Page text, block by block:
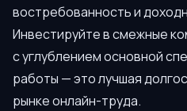
востребованность и
Инвестируйте в смежные
с углублением основной
работы — это лучшая
рынке онлайн-труда.